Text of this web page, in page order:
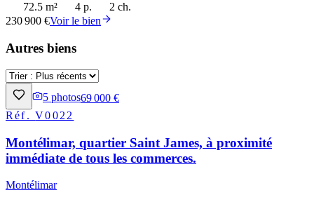
72.5 m² 4 p.
2 ch.
230 900 €Voir le bien
Autres biens
5 photos69 000 €
Réf.V0022
Montélimar, quartier Saint James, à proximité
immédiate de tous les commerces.
Montélimar